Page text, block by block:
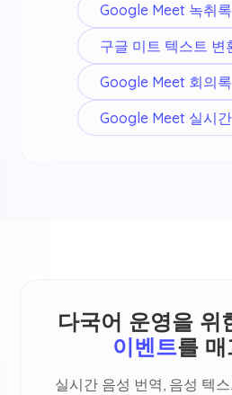
Google Meet 녹취
구글 미트 텍스트 변
Google Meet 회의록
Google Meet 실시
다국어 운영을 위
이벤트를 매
실시간 음성 번역, 음성 텍